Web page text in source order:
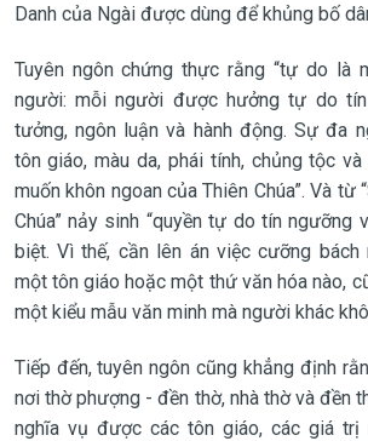
Danh của Ngài được dùng để khủng bố
Tuyên ngôn chứng thực rằng “tự do là
người: mỗi người được hưởng tự do
tưởng, ngôn luận và hành động. Sự đa
tôn giáo, màu da, phái tính, chủng tộc
muốn khôn ngoan của Thiên Chúa”. Và từ
Chúa” nảy sinh “quyền tự do tín
biệt. Vì thế, cần lên án việc cưỡng
một tôn giáo hoặc một thứ văn hóa nào,
một kiểu mẫu văn minh mà người khác
Tiếp đến, tuyên ngôn cũng khẳng định
nơi thờ phượng - đền thờ, nhà thờ và đền
nghĩa vụ được các tôn giáo, các giá trị